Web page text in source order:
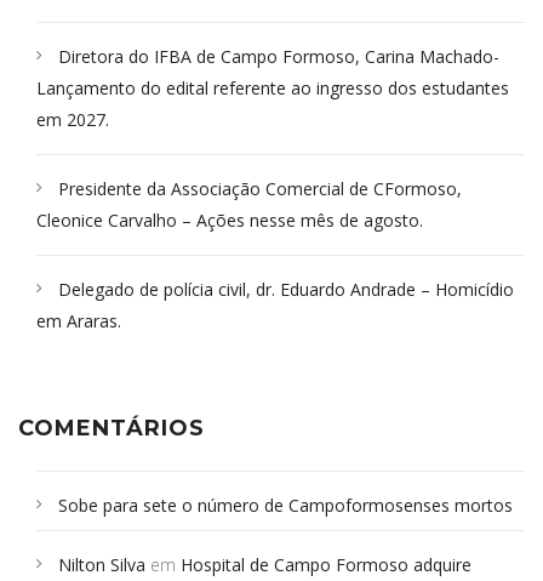
Diretora do IFBA de Campo Formoso, Carina Machado-
Lançamento do edital referente ao ingresso dos estudantes
em 2027.
Presidente da Associação Comercial de CFormoso,
Cleonice Carvalho – Ações nesse mês de agosto.
Delegado de polícia civil, dr. Eduardo Andrade – Homicídio
em Araras.
COMENTÁRIOS
Sobe para sete o número de Campoformosenses mortos
Campoformosenses que morreram em desabamentos são
Nilton Silva em Hospital de Campo Formoso adquire